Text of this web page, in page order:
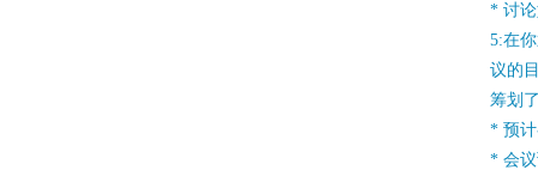
* 讨
5:在
议的
筹划
* 预
* 会